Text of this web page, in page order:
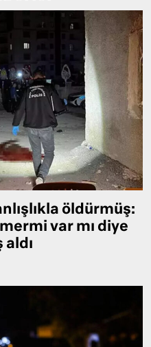
öldürmüş:
var mı diye